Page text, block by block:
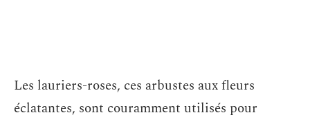
Les lauriers-roses, ces arbustes aux fleurs
éclatantes, sont couramment utilisés pour